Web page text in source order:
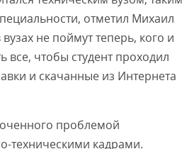
отметил Михаил
не поймут теперь, кого и
все, чтобы студент проходил
и скачанные из Интернета
проблемой
техническими кадрами.